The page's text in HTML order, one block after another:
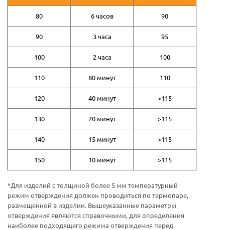
80 6 часов 90
90 3 часа 95
100 2 часа 100
110 80 минут 110
120 40 минут >115
130 20 минут >115
140 15 минут >115
150 10 минут >115
*Для изделий с толщиной более 5 мм температурный
режим отверждения должен проводиться по термопаре,
размещенной в изделии. Вышеуказанные параметры
отверждения являются справочными, для определения
наиболее подходящего режима отверждения перед